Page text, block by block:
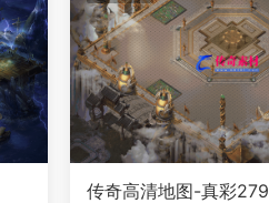
传奇高清地图-真彩279